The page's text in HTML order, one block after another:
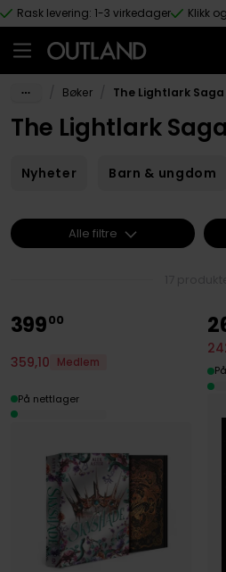
Hopp til hovedinnhold
Rask levering: 1-3 virkedager Klikk
Bøker The Lightlark Saga
The Lightlark
Nyheter Barn & ungdom
39900
359,10 Medlem
På nettlager
Alle filtre